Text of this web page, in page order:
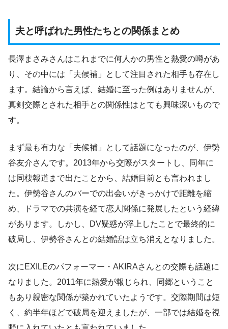
夫と呼ばれた男性たちとの関係まとめ
長澤まさみさんはこれまでに何人かの男性と熱愛の噂があ
り、その中には「夫候補」として注目された相手も存在し
ます。結論から言えば、結婚に至った例はありませんが、
真剣交際とされた相手との関係性はとても興味深いもので
す。
まず最も有力な「夫候補」として話題になったのが、伊勢
谷友介さんです。2013年から交際がスタートし、同年に
は同棲報道まで出たことから、結婚目前とも言われまし
た。伊勢谷さんのバーでの出会いがきっかけで距離を縮
め、ドラマでの共演を経て恋人関係に発展したという経緯
があります。しかし、DV疑惑が浮上したことで最終的に
破局し、伊勢谷さんとの結婚話は立ち消えとなりました。
次にEXILEのパフォーマー・AKIRAさんとの交際も話題に
なりました。2011年に熱愛が報じられ、同郷ということ
もあり親密な関係が築かれていたようです。交際期間は短
く、約半年ほどで破局を迎えましたが、一部では結婚を視